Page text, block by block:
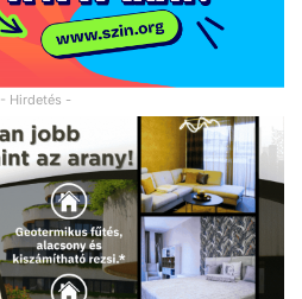
- Hirdetés -